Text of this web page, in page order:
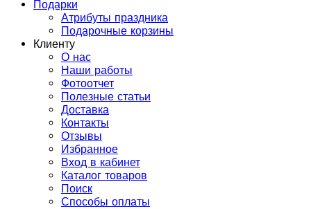
Подарки
Атрибуты праздника
Подарочные корзины
Клиенту
О нас
Наши работы
Фотоотчет
Полезные статьи
Доставка
Контакты
Отзывы
Избранное
Вход в кабинет
Каталог товаров
Поиск
Способы оплаты